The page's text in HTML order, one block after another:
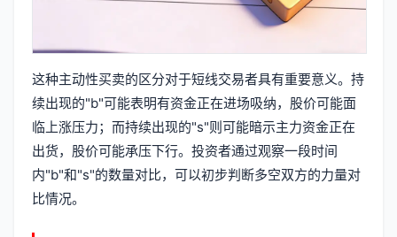
这种主动性买卖的区分对于短线交易者具有重要意义。持
续出现的"b"可能表明有资金正在进场吸纳，股价可能面
临上涨压力；而持续出现的"s"则可能暗示主力资金正在
出货，股价可能承压下行。投资者通过观察一段时间
内"b"和"s"的数量对比，可以初步判断多空双方的力量对
比情况。